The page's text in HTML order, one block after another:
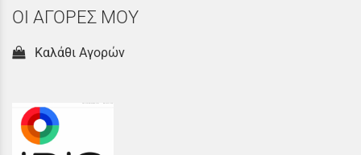
ΟΙ ΑΓΟΡΕΣ ΜΟΥ
Καλάθι Αγορών